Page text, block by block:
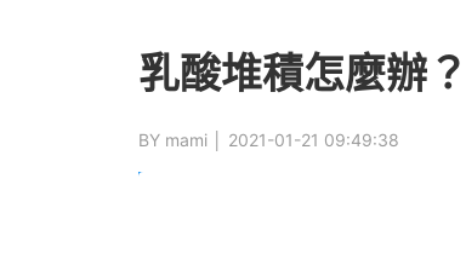
乳酸堆積怎麼辦
BY mami │ 2021-01-21 09:49:38